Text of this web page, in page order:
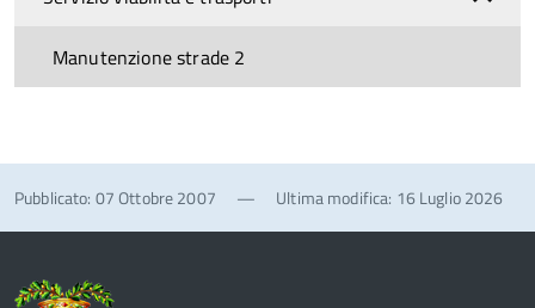
Manutenzione strade 2
Pubblicato: 07 Ottobre 2007 — Ultima modifica: 16 Luglio 2026